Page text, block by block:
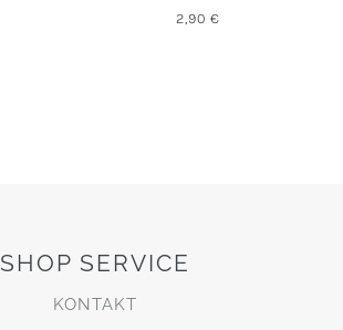
2,90€
SHOP SERVICE
KONTAKT